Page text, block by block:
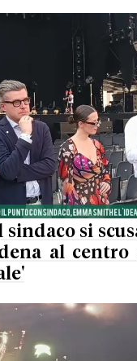
sindaco si
al centro